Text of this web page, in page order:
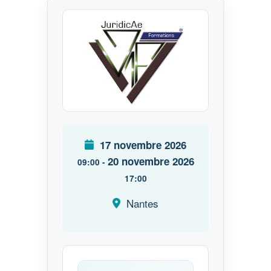
17 novembre 2026
09:00 - 20 novembre 2026
17:00
Nantes